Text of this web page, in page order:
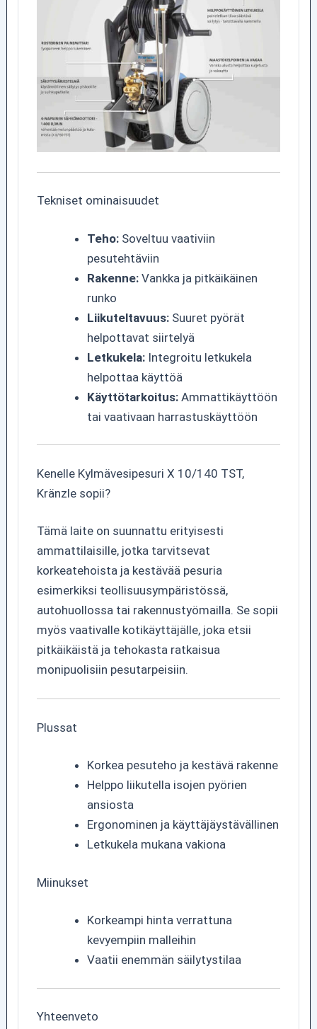
Tekniset ominaisuudet
Teho:Soveltuu vaativiin
pesutehtäviin
Rakenne:Vankka ja pitkäikäinen
runko
Liikuteltavuus:Suuret pyörät
helpottavat siirtelyä
Letkukela:Integroitu letkukela
helpottaa käyttöä
Käyttötarkoitus:Ammattikäyttöön
tai vaativaan harrastuskäyttöön
Kenelle Kylmävesipesuri X 10/140 TST,
Kränzle sopii?
Tämä laite on suunnattu erityisesti
ammattilaisille, jotka tarvitsevat
korkeatehoista ja kestävää pesuria
esimerkiksi teollisuusympäristössä,
autohuollossa tai rakennustyömailla. Se sopii
myös vaativalle kotikäyttäjälle, joka etsii
pitkäikäistä ja tehokasta ratkaisua
monipuolisiin pesutarpeisiin.
Plussat
Korkea pesuteho ja kestävä rakenne
Helppo liikutella isojen pyörien
ansiosta
Ergonominen ja käyttäjäystävällinen
Letkukela mukana vakiona
Miinukset
Korkeampi hinta verrattuna
kevyempiin malleihin
Vaatii enemmän säilytystilaa
Yhteenveto